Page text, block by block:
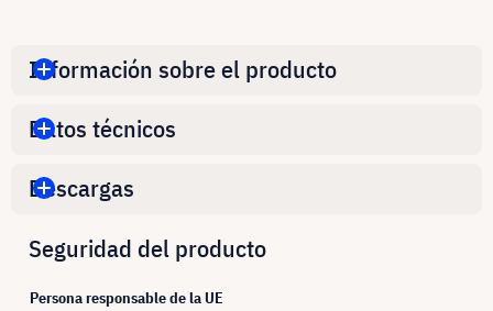
Información sobre el producto
Datos técnicos
Descargas
Seguridad del producto
Persona responsable de la UE